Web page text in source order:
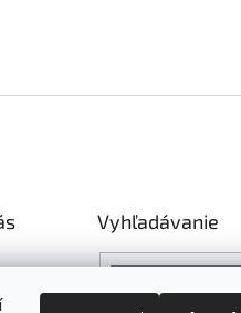
Vyhľadávanie